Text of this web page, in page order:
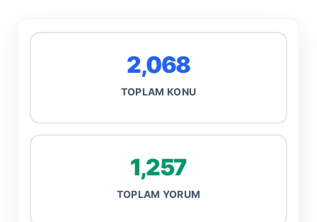
2,068
TOPLAM KONU
1,257
TOPLAM YORUM